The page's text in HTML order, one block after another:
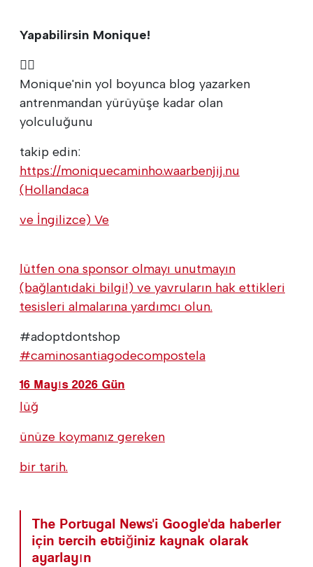
Yapabilirsin Monique!
🏃‍♀️
Monique'nin yol boyunca blog yazarken
antrenmandan yürüyüşe kadar olan
yolculuğunu
takip edin:
https://moniquecaminho.waarbenjij.nu
(Hollandaca
ve İngilizce) Ve
lütfen ona sponsor olmayı unutmayın
(bağlantıdaki bilgi!) ve yavruların hak ettikleri
tesisleri almalarına yardımcı olun.
#adoptdontshop
#caminosantiagodecompostela
16 Mayıs 2026 Gün
lüğ
ünüze koymanız gereken
bir tarih.
The Portugal News'i Google'da haberler
için tercih ettiğiniz kaynak olarak
ayarlayın